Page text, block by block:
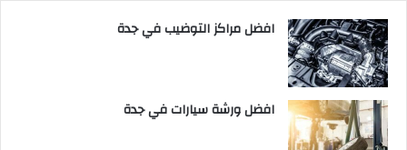
افضل مراكز التوضيب في جدة
افضل ورشة سيارات في جدة